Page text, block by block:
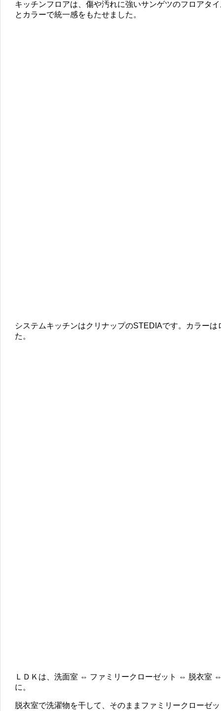
キッチンフロアは、傷や汚れに強いサンゲツのフロアタ
とカラーで統一感をもたせました。
システムキッチンはクリナップのSTEDIAです。カラー
た。
ＬＤＫは、洗面室 ⇔ ファミリークローゼット ⇔ 脱衣室
に。
脱衣室で洗濯物を干して、そのままファミリークローゼ